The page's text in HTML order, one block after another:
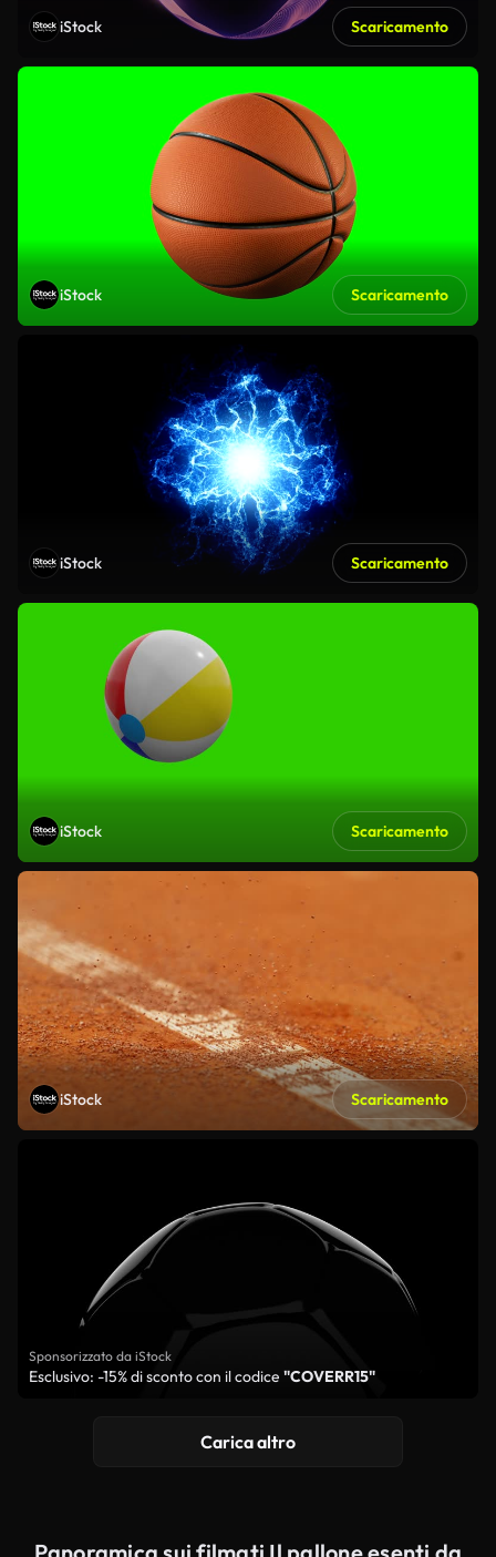
iStock Scaricamento
iStock Scaricamento
iStock Scaricamento
iStock Scaricamento
iStock Scaricamento
Sponsorizzato da iStock
Esclusivo: -15% di sconto con il codice "COVERR15"
Carica altro